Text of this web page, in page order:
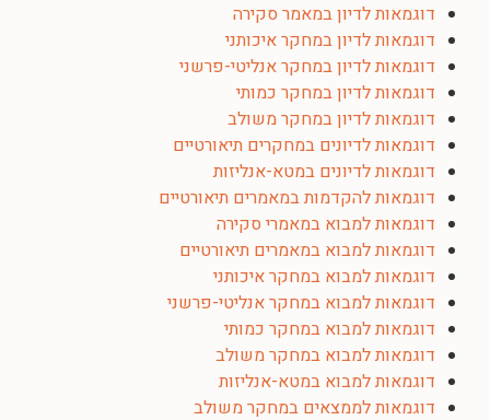
דוגמאות לדיון במאמר סקירה
דוגמאות לדיון במחקר איכותני
דוגמאות לדיון במחקר אנליטי-פרשני
דוגמאות לדיון במחקר כמותי
דוגמאות לדיון במחקר משולב
דוגמאות לדיונים במחקרים תיאורטיים
דוגמאות לדיונים במטא-אנליזות
דוגמאות להקדמות במאמרים תיאורטיים
דוגמאות למבוא במאמרי סקירה
דוגמאות למבוא במאמרים תיאורטיים
דוגמאות למבוא במחקר איכותני
דוגמאות למבוא במחקר אנליטי-פרשני
דוגמאות למבוא במחקר כמותי
דוגמאות למבוא במחקר משולב
דוגמאות למבוא במטא-אנליזות
דוגמאות לממצאים במחקר משולב